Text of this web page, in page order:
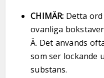
CHIMÄR: Detta
ovanliga
Ä. Det används
som ser lockande
substans.